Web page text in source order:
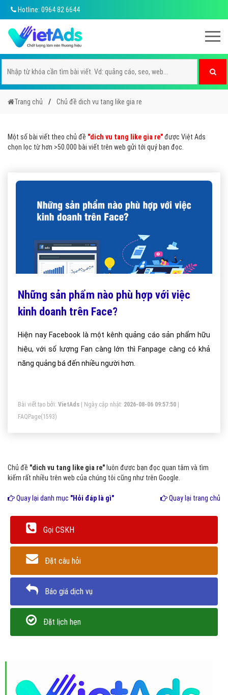
Hotline: 0964 82 6644
Trang chủ Chủ đề dich vu tang like gia re
Một số bài viết theo chủ đề "dich vu tang like gia re"được Việt Ads
chọn lọc từ hơn >50.000 bài viết trên web gửi tới quý bạn đọc.
Những sản phẩm nào phù hợp với việc
kinh doanh trên Face?
Hiện nay Facebook là một kênh quảng cáo sản phẩm hữu
hiệu, với số lượng Fan càng lớn thì Fanpage càng có khả
năng quảng bá đến nhiều người hơn.
Bài viết tạo bởi: VietAds | Ngày cập nhật: 2026-08-06 09:57:50
FAQPage(1593)
Chủ đề "dich vu tang like gia re" luôn được bạn đọc quan tâm và tìm
kiếm rất nhiều trên web của chúng tôi cũng như trên Google.
Quay lại danh mục "Hỏi đáp là gì" Quay lại trang chủ
Gọi CSKH
Đặt câu hỏi
Báo giá dịch vụ
Đặt lịch hẹn